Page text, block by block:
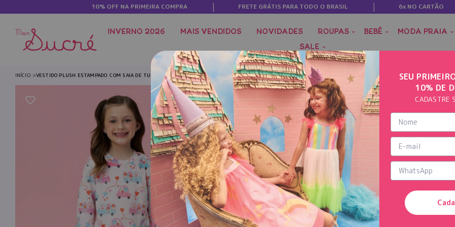
10% OFF NA PRIMEIRA COMPRA FRETE GRÁTIS PARA TODO O BRASIL 6x NO CARTÃO
INVERNO 2026 MAIS VENDIDOS NOVIDADES ROUPAS BEBÊ MODA PRAIA
SALE
INÍCIO VESTIDO PLUSH ESTAMPADO COM SAIA DE TULE
SEU
10% DE
CADASTRE